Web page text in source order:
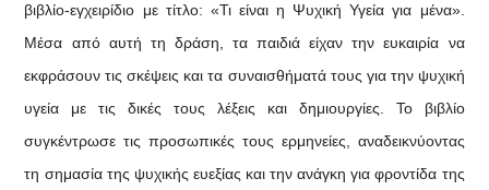
βιβλίο-εγχειρίδιο με τίτλο: «Τι είναι η Ψυχική Υγεία για μένα».
Μέσα από αυτή τη δράση, τα παιδιά είχαν την ευκαιρία να
εκφράσουν τις σκέψεις και τα συναισθήματά τους για την ψυχική
υγεία με τις δικές τους λέξεις και δημιουργίες. Το βιβλίο
συγκέντρωσε τις προσωπικές τους ερμηνείες, αναδεικνύοντας
τη σημασία της ψυχικής ευεξίας και την ανάγκη για φροντίδα της